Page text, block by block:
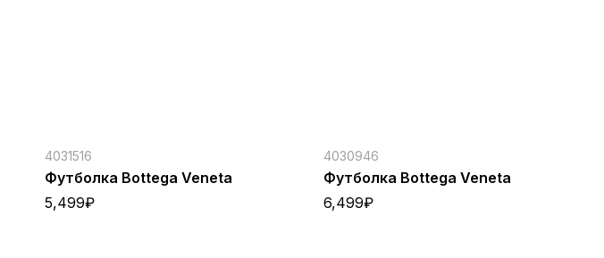
4031516
Футболка Bottega Veneta
5,499₽
4030946
Футболка Bottega Veneta
6,499₽